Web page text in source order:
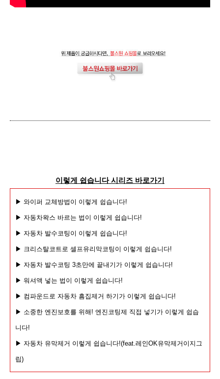
이렇게 쉽습니다 시리즈 바로가기
▶ 와이퍼 교체방법이 이렇게 쉽습니다!
▶ 자동차왁스 바르는 법이 이렇게 쉽습니다!
▶ 자동차 발수코팅이 이렇게 쉽습니다!
▶ 크리스탈코트로 셀프유리막코팅이 이렇게 쉽습니다!
▶ 자동차 발수코팅 3초만에 끝내기가 이렇게 쉽습니다!
▶ 워셔액 넣는 법이 이렇게 쉽습니다!
▶ 컴파운드로 자동차 흠집제거 하기가 이렇게 쉽습니다!
▶ 소중한 엔진보호를 위해! 엔진코팅제 직접 넣기가 이렇게 쉽습
니다!
▶ 자동차 유막제거 이렇게 쉽습니다!(feat.레인OK유막제거이지그
립)